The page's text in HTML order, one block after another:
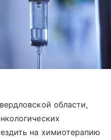
области,
на химиотерапию